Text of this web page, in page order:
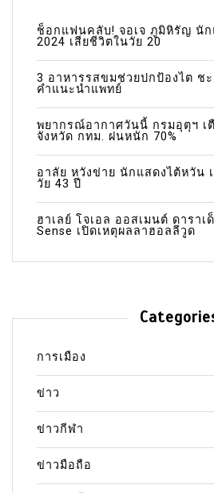
ช็อกแฟนคลับ! จอเจ ภูมิหิรัญ นัก
2024 เสียชีวิตในวัย 20
3 อาหารรสขมช่วยปกป้องไต ช
คำแนะนำแพทย์
พยากรณ์อากาศวันนี้ กรมอุตุฯ เ
จังหวัด กทม. ฝนหนัก 70%
อาลัย หวังข่าย นักแสดงไต้หวัน
วัย 43 ปี
ฮาเลย์ โจเอล ออสเมนต์ ดาราเ
Sense เปิดเหตุผลลาฮอลลีวูด
การเมือง
ข่าว
ข่าวกีฬา
ข่าวมือถือ